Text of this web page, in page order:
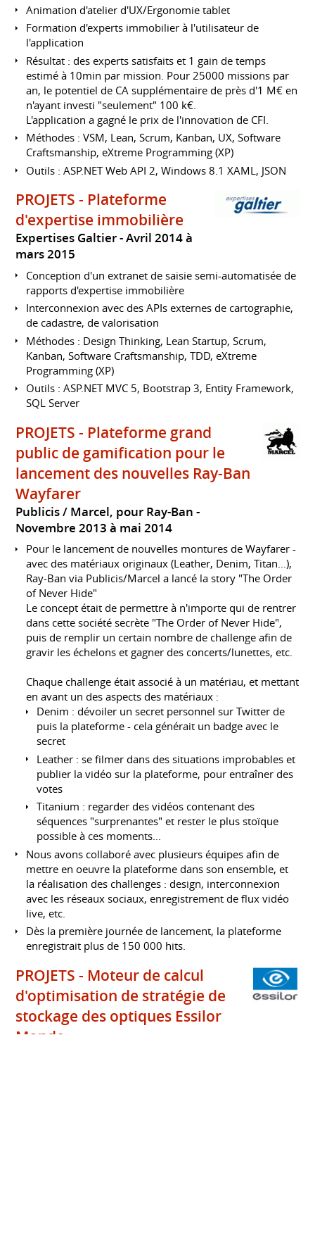
Animation d'atelier d'UX/Ergonomie tablet
Formation d'experts immobilier à l'utilisateur de
l'application
Résultat : des experts satisfaits et 1 gain de temps
estimé à 10min par mission. Pour 25000 missions par
an, le potentiel de CA supplémentaire de près d'1 M€ en
n'ayant investi "seulement" 100 k€.
L'application a gagné le prix de l'innovation de CFI.
Méthodes : VSM, Lean, Scrum, Kanban, UX, Software
Craftsmanship, eXtreme Programming (XP)
Outils : ASP.NET Web API 2, Windows 8.1 XAML, JSON
PROJETS - Plateforme
d'expertise immobilière
Expertises Galtier
Avril 2014 à
mars 2015
Conception d'un extranet de saisie semi-automatisée de
rapports d'expertise immobilière
Interconnexion avec des APIs externes de cartographie,
de cadastre, de valorisation
Méthodes : Design Thinking, Lean Startup, Scrum,
Kanban, Software Craftsmanship, TDD, eXtreme
Programming (XP)
Outils : ASP.NET MVC 5, Bootstrap 3, Entity Framework,
SQL Server
PROJETS - Plateforme grand
public de gamification pour le
lancement des nouvelles Ray-Ban
Wayfarer
Publicis / Marcel, pour Ray-Ban
Novembre 2013 à mai 2014
Pour le lancement de nouvelles montures de Wayfarer -
avec des matériaux originaux (Leather, Denim, Titan...),
Ray-Ban via Publicis/Marcel a lancé la story "The Order
of Never Hide"
Le concept était de permettre à n'importe qui de rentrer
dans cette société secrète "The Order of Never Hide",
puis de remplir un certain nombre de challenge afin de
gravir les échelons et gagner des concerts/lunettes, etc.
Chaque challenge était associé à un matériau, et mettant
en avant un des aspects des matériaux :
Denim : dévoiler un secret personnel sur Twitter de
puis la plateforme - cela générait un badge avec le
secret
Leather : se filmer dans des situations improbables et
publier la vidéo sur la plateforme, pour entraîner des
votes
Titanium : regarder des vidéos contenant des
séquences "surprenantes" et rester le plus stoïque
possible à ces moments...
Nous avons collaboré avec plusieurs équipes afin de
mettre en oeuvre la plateforme dans son ensemble, et
la réalisation des challenges : design, interconnexion
avec les réseaux sociaux, enregistrement de flux vidéo
live, etc.
Dès la première journée de lancement, la plateforme
enregistrait plus de 150 000 hits.
PROJETS - Moteur de calcul
d'optimisation de stratégie de
stockage des optiques Essilor
Monde